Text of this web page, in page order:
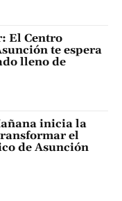
El Centro
te espera
lleno de
inicia la
el
de Asunción